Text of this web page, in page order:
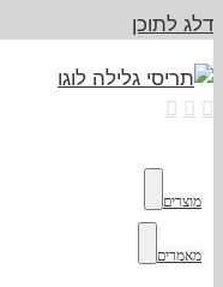
דלג לתוכן
מוצרים
מאמרים